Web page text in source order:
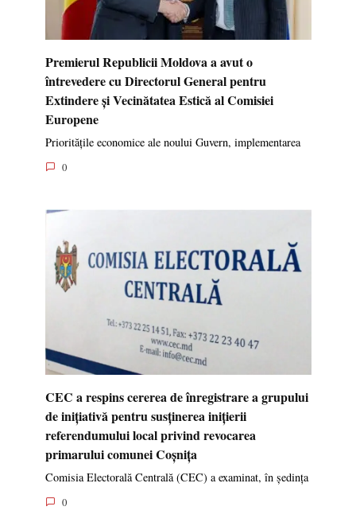
Premierul Republicii Moldova a avut o
întrevedere cu Directorul General pentru
Extindere și Vecinătatea Estică al Comisiei
Europene
Prioritățile economice ale noului Guvern, implementarea
0
CEC a respins cererea de înregistrare a grupului
de inițiativă pentru susținerea inițierii
referendumului local privind revocarea
primarului comunei Coșnița
Comisia Electorală Centrală (CEC) a examinat, în ședința
0